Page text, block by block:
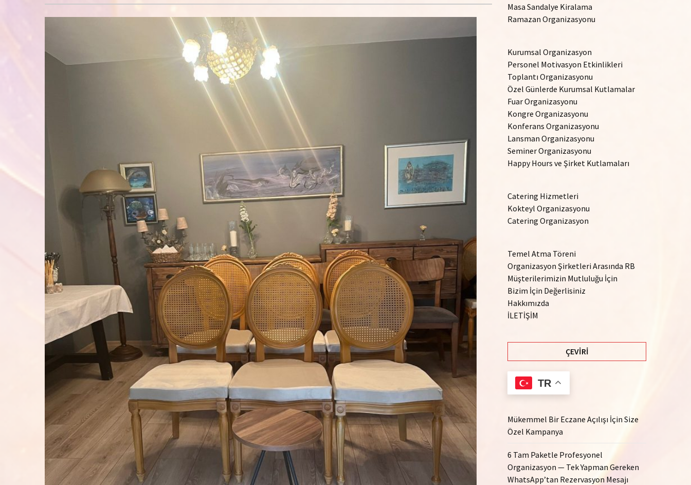
Masa Sandalye Kiralama
Ramazan Organizasyonu
Kurumsal Organizasyon
Personel Motivasyon Etkinlikleri
Toplantı Organizasyonu
Özel Günlerde Kurumsal Kutlamalar
Fuar Organizasyonu
Kongre Organizasyonu
Konferans Organizasyonu
Lansman Organizasyonu
Seminer Organizasyonu
Happy Hours ve Şirket Kutlamaları
Catering Hizmetleri
Kokteyl Organizasyonu
Catering Organizasyon
Temel Atma Töreni
Organizasyon Şirketleri Arasında RB
Müşterilerimizin Mutluluğu İçin
Bizim İçin Değerlisiniz
Hakkımızda
İLETİŞİM
ÇEVIRI
TR
Mükemmel Bir Eczane Açılışı İçin Size
Özel Kampanya
6 Tam Paketle Profesyonel
Organizasyon — Tek Yapman Gereken
WhatsApp’tan Rezervasyon Mesajı